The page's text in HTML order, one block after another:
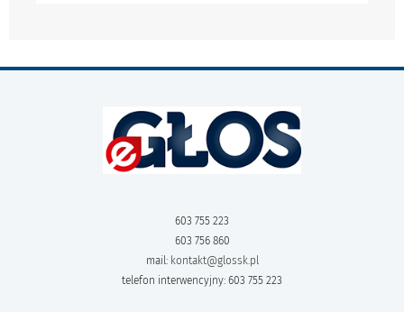
603 755 223
603 756 860
mail: kontakt@glossk.pl
telefon interwencyjny: 603 755 223